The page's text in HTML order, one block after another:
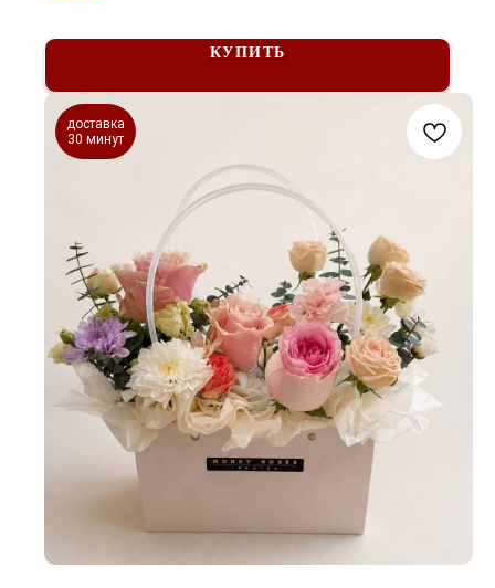
КУПИТЬ
доставка
30 минут